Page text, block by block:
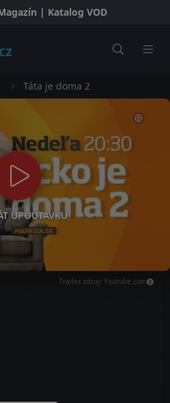
| Katalog VOD
Táta je doma 2
UPOUTÁVKU
Trailer, zdroj: Youtube.com